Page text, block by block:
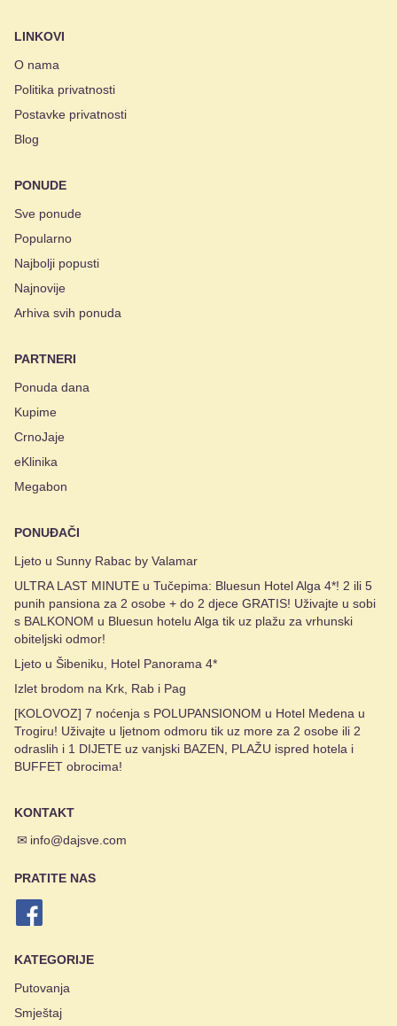
LINKOVI
O nama
Politika privatnosti
Postavke privatnosti
Blog
PONUDE
Sve ponude
Popularno
Najbolji popusti
Najnovije
Arhiva svih ponuda
PARTNERI
Ponuda dana
Kupime
CrnoJaje
eKlinika
Megabon
PONUĐAČI
Ljeto u Sunny Rabac by Valamar
ULTRA LAST MINUTE u Tučepima: Bluesun Hotel Alga 4*! 2 ili 5
punih pansiona za 2 osobe + do 2 djece GRATIS! Uživajte u sobi
s BALKONOM u Bluesun hotelu Alga tik uz plažu za vrhunski
obiteljski odmor!
Ljeto u Šibeniku, Hotel Panorama 4*
Izlet brodom na Krk, Rab i Pag
[KOLOVOZ] 7 noćenja s POLUPANSIONOM u Hotel Medena u
Trogiru! Uživajte u ljetnom odmoru tik uz more za 2 osobe ili 2
odraslih i 1 DIJETE uz vanjski BAZEN, PLAŽU ispred hotela i
BUFFET obrocima!
KONTAKT
✉ info@dajsve.com
PRATITE NAS
KATEGORIJE
Putovanja
Smještaj